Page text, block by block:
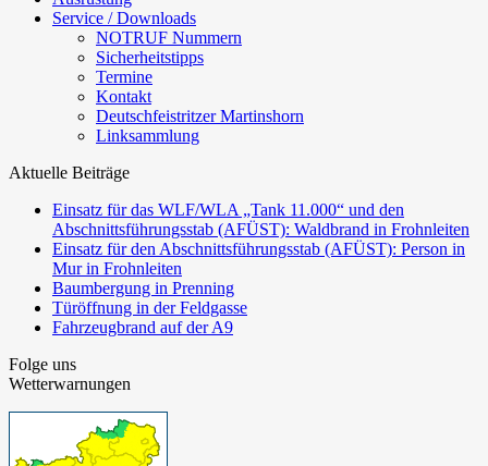
Service / Downloads
NOTRUF Nummern
Sicherheitstipps
Termine
Kontakt
Deutschfeistritzer Martinshorn
Linksammlung
Aktuelle Beiträge
Einsatz für das WLF/WLA „Tank 11.000“ und den
Abschnittsführungsstab (AFÜST): Waldbrand in Frohnleiten
Einsatz für den Abschnittsführungsstab (AFÜST): Person in
Mur in Frohnleiten
Baumbergung in Prenning
Türöffnung in der Feldgasse
Fahrzeugbrand auf der A9
Folge uns
Wetterwarnungen